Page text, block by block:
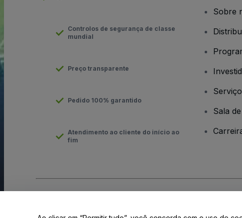
Controlos de segurança de classe
mundial
Preço transparente
Pedido 100% garantido
Atendimento ao cliente do início ao
fim
Sobre
Sala